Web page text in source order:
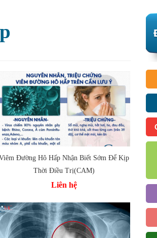
Thêm vào so sánh
Đường Hô Hấp Nhận Biết Sớm Để Kịp
Thời Điều Trị(CAM)
Liên hệ